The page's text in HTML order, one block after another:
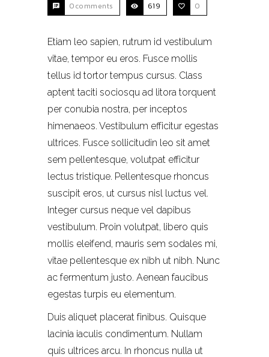
0comments 619 0
Etiam leo sapien, rutrum id vestibulum
vitae, tempor eu eros. Fusce mollis
tellus id tortor tempus cursus. Class
aptent taciti sociosqu ad litora torquent
per conubia nostra, per inceptos
himenaeos. Vestibulum efficitur egestas
ultrices. Fusce sollicitudin leo sit amet
sem pellentesque, volutpat efficitur
lectus tristique. Pellentesque rhoncus
suscipit eros, ut cursus nisl luctus vel.
Integer cursus neque vel dapibus
vestibulum. Proin volutpat, libero quis
mollis eleifend, mauris sem sodales mi,
vitae pellentesque ex nibh ut nibh. Nunc
ac fermentum justo. Aenean faucibus
egestas turpis eu elementum.
Duis aliquet placerat finibus. Quisque
lacinia iaculis condimentum. Nullam
quis ultrices arcu. In rhoncus nulla ut